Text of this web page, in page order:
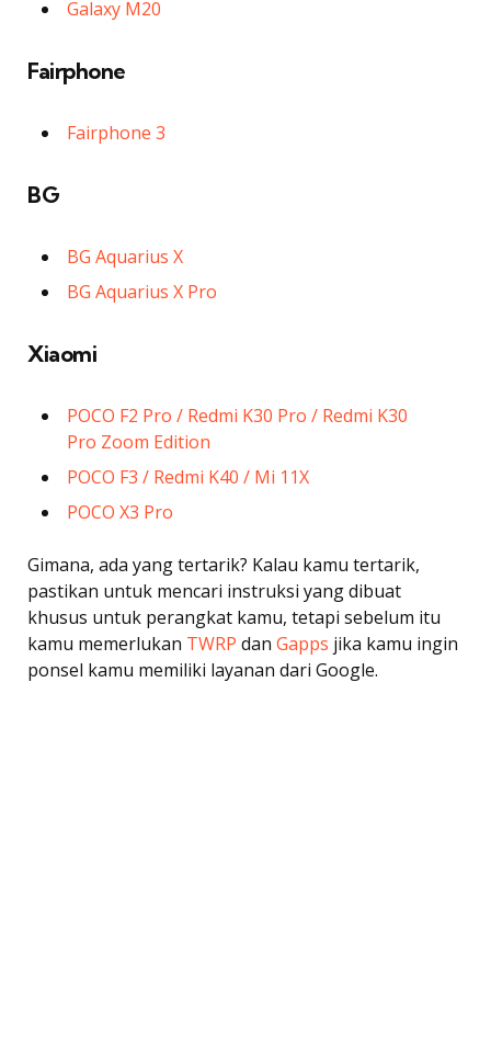
Galaxy M20
Fairphone
Fairphone 3
BG
BG Aquarius X
BG Aquarius X Pro
Xiaomi
POCO F2 Pro / Redmi K30 Pro / Redmi K30
Pro Zoom Edition
POCO F3 / Redmi K40 / Mi 11X
POCO X3 Pro
Gimana, ada yang tertarik? Kalau kamu tertarik,
pastikan untuk mencari instruksi yang dibuat
khusus untuk perangkat kamu, tetapi sebelum itu
kamu memerlukan TWRP dan Gapps jika kamu ingin
ponsel kamu memiliki layanan dari Google.